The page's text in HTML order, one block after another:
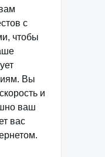
с
чтобы
Вы
и
ваш
вас